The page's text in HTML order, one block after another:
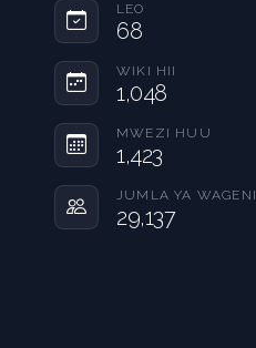
LEO
68
WIKI HII
1,048
MWEZI HUU
1,423
JUMLA YA WAGENI
29,137